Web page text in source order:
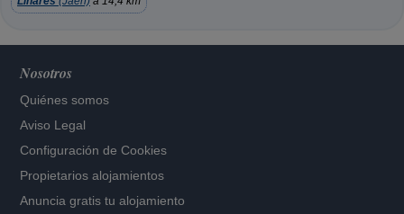
Nosotros
Quiénes somos
Aviso Legal
Configuración de Cookies
Propietarios alojamientos
Anuncia gratis tu alojamiento